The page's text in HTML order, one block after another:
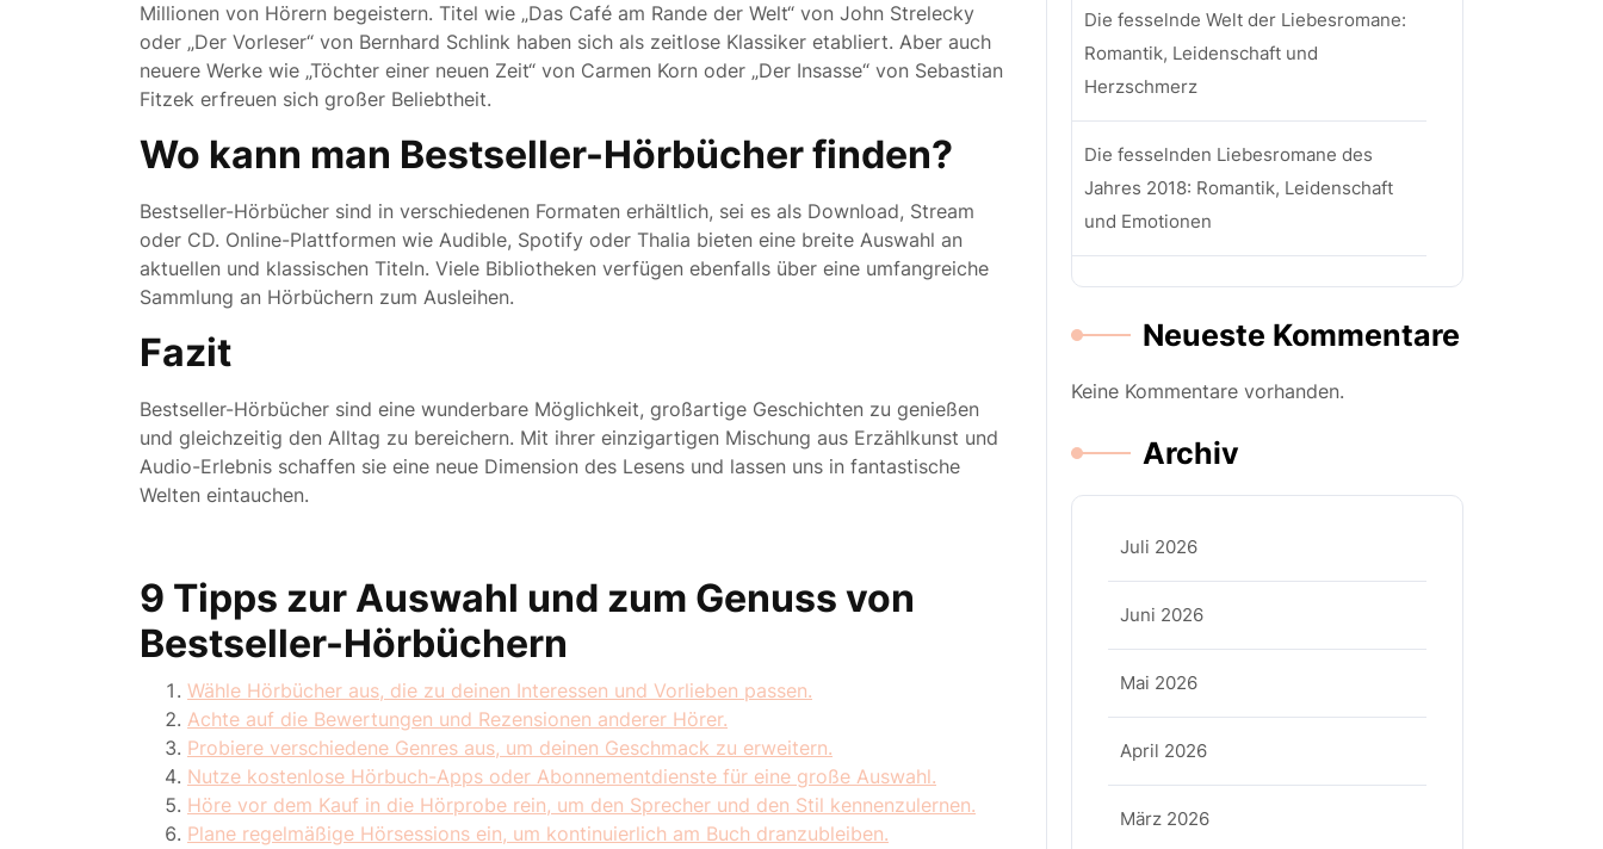
Millionen von Hörern begeistern. Titel wie „Das Café am Rande der Welt“ von John Strelecky
oder „Der Vorleser“ von Bernhard Schlink haben sich als zeitlose Klassiker etabliert. Aber auch
neuere Werke wie „Töchter einer neuen Zeit“ von Carmen Korn oder „Der Insasse“ von Sebastian
Fitzek erfreuen sich großer Beliebtheit.
Wo kann man Bestseller-Hörbücher finden?
Bestseller-Hörbücher sind in verschiedenen Formaten erhältlich, sei es als Download, Stream
oder CD. Online-Plattformen wie Audible, Spotify oder Thalia bieten eine breite Auswahl an
aktuellen und klassischen Titeln. Viele Bibliotheken verfügen ebenfalls über eine umfangreiche
Sammlung an Hörbüchern zum Ausleihen.
Fazit
Bestseller-Hörbücher sind eine wunderbare Möglichkeit, großartige Geschichten zu genießen
und gleichzeitig den Alltag zu bereichern. Mit ihrer einzigartigen Mischung aus Erzählkunst und
Audio-Erlebnis schaffen sie eine neue Dimension des Lesens und lassen uns in fantastische
Welten eintauchen.
9 Tipps zur Auswahl und zum Genuss von
Bestseller-Hörbüchern
Wähle Hörbücher aus, die zu deinen Interessen und Vorlieben passen.
Achte auf die Bewertungen und Rezensionen anderer Hörer.
Probiere verschiedene Genres aus, um deinen Geschmack zu erweitern.
Nutze kostenlose Hörbuch-Apps oder Abonnementdienste für eine große Auswahl.
Höre vor dem Kauf in die Hörprobe rein, um den Sprecher und den Stil kennenzulernen.
Plane regelmäßige Hörsessions ein, um kontinuierlich am Buch dranzubleiben.
Die fesselnde Welt der Liebesromane:
Romantik, Leidenschaft und
Herzschmerz
Die fesselnden Liebesromane des
Jahres 2018: Romantik, Leidenschaft
und Emotionen
Neueste Kommentare
Keine Kommentare vorhanden.
Archiv
Juli 2026
Juni 2026
Mai 2026
April 2026
März 2026